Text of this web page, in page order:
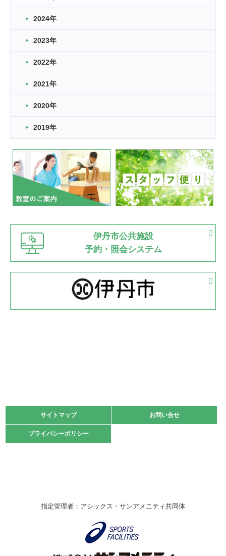
車いすバスケとRくんのお話
卒業・卒園の季節★
2026.03.11
緑ケ丘体育館
2022.11.03
緑ケ丘体育館
いたっぼーる大会☆彡
緑ケ丘体育館
2022.07.03
市内総合体育大会が開始
緑ケ丘体育館 猪名川運動広場
古池運動広場
2022.06.12
県知事杯争奪バレーボール大会が開催
緑ケ丘体育館
2022.05.05
体育協会長杯 バドミントン競技の部
2022.05.22
緑ケ丘体育館
2021.10.23
卓球選手権大会ラージボールの部開催☆
伊丹市総合体育大会 バレーボール大会が開催されました
2024年
2023年
2022年
2021年
2020年
2019年
伊丹市公共施設
予約・照会システム
サイトマップ お問い合せ
プライバシーポリシー
サイトマップ お問い合せ
プライバシーポリシー
指定管理者：アシックス・サンアメニティ共同体